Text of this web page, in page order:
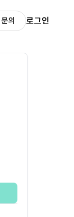
의 로그인